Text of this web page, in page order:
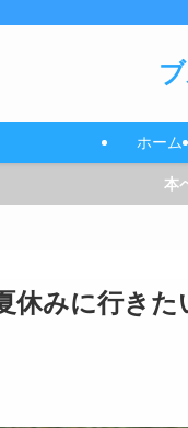
ホーム
本
休みに行き